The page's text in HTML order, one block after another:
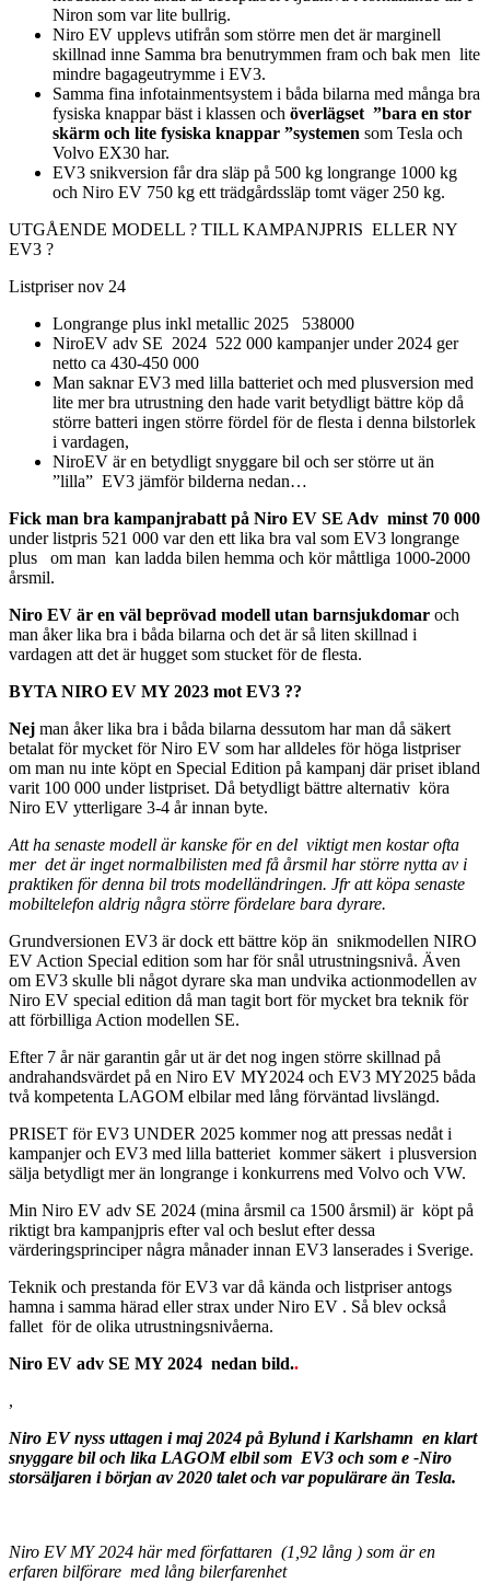
Niron som var lite bullrig.
Niro EV upplevs utifrån som större men det är marginell
skillnad inne Samma bra benutrymmen fram och bak men lite
mindre bagageutrymme i EV3.
Samma fina infotainmentsystem i båda bilarna med många bra
fysiska knappar bäst i klassen och överlägset ”bara en stor
skärm och lite fysiska knappar ”systemen som Tesla och
Volvo EX30 har.
EV3 snikversion får dra släp på 500 kg longrange 1000 kg
och Niro EV 750 kg ett trädgårdssläp tomt väger 250 kg.
UTGÅENDE MODELL ? TILL KAMPANJPRIS ELLER NY
EV3 ?
Listpriser nov 24
Longrange plus inkl metallic 2025 538000
NiroEV adv SE 2024 522 000 kampanjer under 2024 ger
netto ca 430-450 000
Man saknar EV3 med lilla batteriet och med plusversion med
lite mer bra utrustning den hade varit betydligt bättre köp då
större batteri ingen större fördel för de flesta i denna bilstorlek
i vardagen,
NiroEV är en betydligt snyggare bil och ser större ut än
”lilla” EV3 jämför bilderna nedan…
Fick man bra kampanjrabatt på Niro EV SE Adv minst 70 000
under listpris 521 000 var den ett lika bra val som EV3 longrange
plus om man kan ladda bilen hemma och kör måttliga 1000-2000
årsmil.
Niro EV är en väl beprövad modell utan barnsjukdomar och
man åker lika bra i båda bilarna och det är så liten skillnad i
vardagen att det är hugget som stucket för de flesta.
BYTA NIRO EV MY 2023 mot EV3 ??
Nej man åker lika bra i båda bilarna dessutom har man då säkert
betalat för mycket för Niro EV som har alldeles för höga listpriser
om man nu inte köpt en Special Edition på kampanj där priset ibland
varit 100 000 under listpriset. Då betydligt bättre alternativ köra
Niro EV ytterligare 3-4 år innan byte.
Att ha senaste modell är kanske för en del viktigt men kostar ofta
mer det är inget normalbilisten med få årsmil har större nytta av i
praktiken för denna bil trots modelländringen. Jfr att köpa senaste
mobiltelefon aldrig några större fördelare bara dyrare.
Grundversionen EV3 är dock ett bättre köp än snikmodellen NIRO
EV Action Special edition som har för snål utrustningsnivå. Även
om EV3 skulle bli något dyrare ska man undvika actionmodellen av
Niro EV special edition då man tagit bort för mycket bra teknik för
att förbilliga Action modellen SE.
Efter 7 år när garantin går ut är det nog ingen större skillnad på
andrahandsvärdet på en Niro EV MY2024 och EV3 MY2025 båda
två kompetenta LAGOM elbilar med lång förväntad livslängd.
PRISET för EV3 UNDER 2025 kommer nog att pressas nedåt i
kampanjer och EV3 med lilla batteriet kommer säkert i plusversion
sälja betydligt mer än longrange i konkurrens med Volvo och VW.
Min Niro EV adv SE 2024 (mina årsmil ca 1500 årsmil) är köpt på
riktigt bra kampanjpris efter val och beslut efter dessa
värderingsprinciper några månader innan EV3 lanserades i Sverige.
Teknik och prestanda för EV3 var då kända och listpriser antogs
hamna i samma härad eller strax under Niro EV . Så blev också
fallet för de olika utrustningsnivåerna.
Niro EV adv SE MY 2024 nedan bild..
,
Niro EV nyss uttagen i maj 2024 på Bylund i Karlshamn en klart
snyggare bil och lika LAGOM elbil som EV3 och som e -Niro
storsäljaren i början av 2020 talet och var populärare än Tesla.
Niro EV MY 2024 här med författaren (1,92 lång ) som är en
erfaren bilförare med lång bilerfarenhet